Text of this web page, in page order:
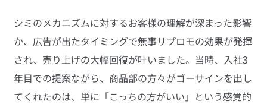
シミのメカニズムに対するお客様の理解が深まった影響
か、広告が出たタイミングで無事リプロモの効果が発揮
され、売り上げの大幅回復が叶いました。当時、入社3
年目での提案ながら、商品部の方々がゴーサインを出し
てくれたのは、単に「こっちの方がいい」という感覚的